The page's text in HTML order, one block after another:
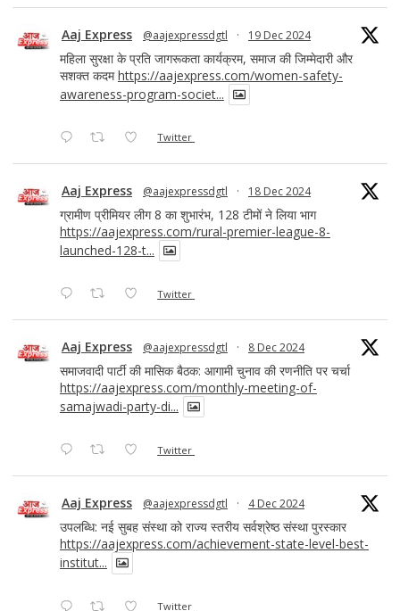
Aaj Express @aajexpressdgtl · 19 Dec 2024
महिला सुरक्षा के प्रति जागरूकता कार्यक्रम, समाज की जिम्मेदारी और
सशक्त कदमhttps://aajexpress.com/women-safety-
awareness-program-societ...
Twitter
Aaj Express @aajexpressdgtl · 18 Dec 2024
ग्रामीण प्रीमियर लीग 8 का शुभारंभ, 128 टीमों ने लिया भाग
https://aajexpress.com/rural-premier-league-8-
launched-128-t...
Twitter
Aaj Express @aajexpressdgtl · 8 Dec 2024
समाजवादी पार्टी की मासिक बैठक: आगामी चुनाव की रणनीति पर चर्चा
https://aajexpress.com/monthly-meeting-of-
samajwadi-party-di...
Twitter
Aaj Express @aajexpressdgtl · 4 Dec 2024
उपलब्धि: नई सुबह संस्था को राज्य स्तरीय सर्वश्रेष्ठ संस्था पुरस्कार
https://aajexpress.com/achievement-state-level-best-
institut...
Twitter